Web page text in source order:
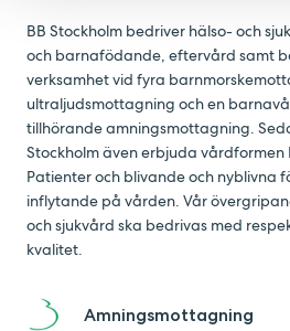
BB Stockholm bedriver hälso- och
och barnafödande, eftervård samt
verksamhet vid fyra
ultraljudsmottagning och en
tillhörande amningsmottagning.
Stockholm även erbjuda vårdformen
Patienter och blivande och nyblivna
inflytande på vården. Vår
och sjukvård ska bedrivas med
kvalitet.
Amningsmottagning